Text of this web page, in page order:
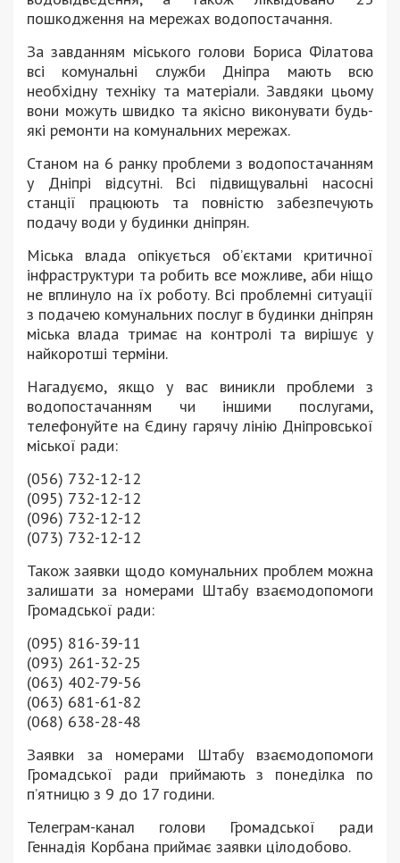
пошкодження на мережах водопостачання.
За завданням міського голови Бориса Філатова
всі комунальні служби Дніпра мають всю
необхідну техніку та матеріали. Завдяки цьому
вони можуть швидко та якісно виконувати будь-
які ремонти на комунальних мережах.
Станом на 6 ранку проблеми з водопостачанням
у Дніпрі відсутні. Всі підвищувальні насосні
станції працюють та повністю забезпечують
подачу води у будинки дніпрян.
Міська влада опікується об’єктами критичної
інфраструктури та робить все можливе, аби ніщо
не вплинуло на їх роботу. Всі проблемні ситуації
з подачею комунальних послуг в будинки дніпрян
міська влада тримає на контролі та вирішує у
найкоротші терміни.
Нагадуємо, якщо у вас виникли проблеми з
водопостачанням чи іншими послугами,
телефонуйте на Єдину гарячу лінію Дніпровської
міської ради:
(056) 732-12-12
(095) 732-12-12
(096) 732-12-12
(073) 732-12-12
Також заявки щодо комунальних проблем можна
залишати за номерами Штабу взаємодопомоги
Громадської ради:
(095) 816-39-11
(093) 261-32-25
(063) 402-79-56
(063) 681-61-82
(068) 638-28-48
Заявки за номерами Штабу взаємодопомоги
Громадської ради приймають з понеділка по
п’ятницю з 9 до 17 години.
Телеграм-канал голови Громадської ради
Геннадія Корбана приймає заявки цілодобово.